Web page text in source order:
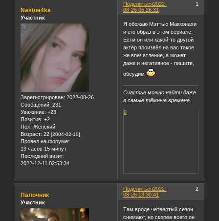
Поделиться 1
2022-
08-26 05:26:31
Nastoe4ka
Участник
Зарегистрирован: 2022-08-26
Сообщений: 231
Уважение: +23
Позитив: +2
Пол: Женский
Возраст: 22 [2004-02-10]
Провел на форуме:
19 часов 15 минут
Последний визит:
2022-12-11 02:53:34
Я обожаю Мэттью Макконахи
и его образ в этом сериале.
Если он или какой-то другой
актёр произвёл на вас такое
же впечатление, а может
даже и негативное - пишите,
обсудим
Счастье можно найти даже
в самые тёмные времена.
0
Поделиться 2
2022-
08-26 13:30:41
Палочник
Участник
Там вроде четвертый сезон
снимают, но скорее всего он